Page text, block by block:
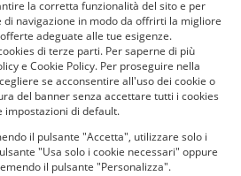
la corretta funzionalità del sito e per
navigazione in modo da offrirti la migliore
adeguate alle tue esigenze.
di terze parti. Per saperne di più
e Cookie Policy. Per proseguire nella
se acconsentire all'uso dei cookie o
del banner senza accettare tutti i cookies
di default.
il pulsante "Accetta", utilizzare solo i
"Usa solo i cookie necessari" oppure
il pulsante "Personalizza".